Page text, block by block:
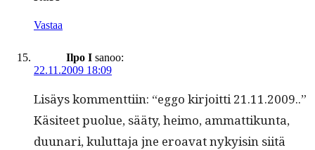
Vastaa
Ilpo I sanoo:
22.11.2009 18:09
Lisäys kom­ment­ti­in: “eggo kir­joit­ti 21.11.2009..”
Käsi­teet puolue, sää­ty, heimo, ammat­tikun­ta,
duu­nari, kulut­ta­ja jne eroa­vat nyky­isin siitä